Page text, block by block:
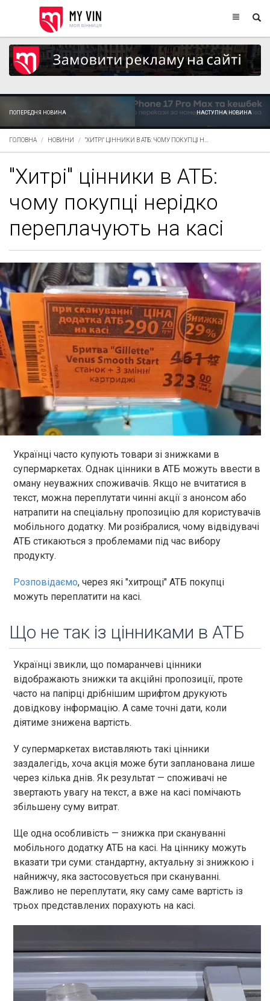
ПОПЕРЕДНЯ НОВИНА НАСТУПНА НОВИНА
ГОЛОВНА НОВИНИ "ХИТРІ" ЦІННИКИ В АТБ: ЧОМУ ПОКУПЦІ Н...
"Хитрі" цінники в АТБ:
чому покупці нерідко
переплачують на касі
Українці часто купують товари зі знижками в
супермаркетах. Однак цінники в АТБ можуть ввести в
оману неуважних споживачів. Якщо не вчитатися в
текст, можна переплутати чинні акції з анонсом або
натрапити на спеціальну пропозицію для користувачів
мобільного додатку. Ми розібралися, чому відвідувачі
АТБ стикаються з проблемами під час вибору
продукту.
Розповідаємо, через які "хитрощі" АТБ покупці
можуть переплатити на касі.
Що не так із цінниками в АТБ
Українці звикли, що помаранчеві цінники
відображають знижки та акційні пропозиції, проте
часто на папірці дрібнішим шрифтом друкують
довідкову інформацію. А саме точні дати, коли
діятиме знижена вартість.
У супермаркетах виставляють такі цінники
заздалегідь, хоча акція може бути запланована лише
через кілька днів. Як результат — споживачі не
звертають увагу на текст, а вже на касі помічають
збільшену суму витрат.
Ще одна особливість — знижка при скануванні
мобільного додатку АТБ на касі. На ціннику можуть
вказати три суми: стандартну, актуальну зі знижкою і
найнижчу, яка застосовується при скануванні.
Важливо не переплутати, яку саму саме вартість із
трьох представлених порахують на касі.